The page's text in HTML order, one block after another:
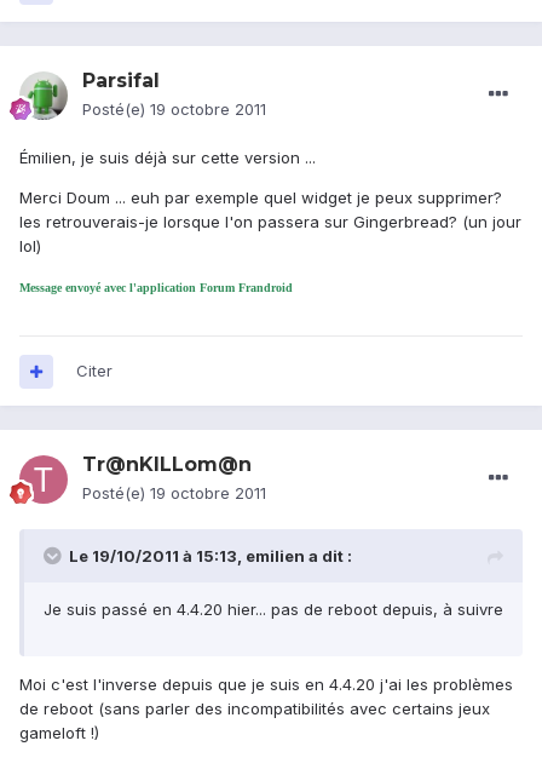
Parsifal
Posté(e) 19 octobre 2011
Émilien, je suis déjà sur cette version ...
Merci Doum ... euh par exemple quel widget je peux supprimer?
les retrouverais-je lorsque l'on passera sur Gingerbread? (un jour
lol)
Message envoyé avec l'application Forum Frandroid
Citer
Tr@nKILLom@n
Posté(e) 19 octobre 2011
Le 19/10/2011 à 15:13, emilien a dit :
Je suis passé en 4.4.20 hier... pas de reboot depuis, à suivre
Moi c'est l'inverse depuis que je suis en 4.4.20 j'ai les problèmes
de reboot (sans parler des incompatibilités avec certains jeux
gameloft !)